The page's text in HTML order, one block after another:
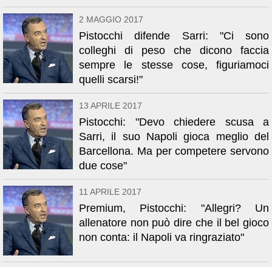
2 MAGGIO 2017
Pistocchi difende Sarri: "Ci sono
colleghi di peso che dicono faccia
sempre le stesse cose, figuriamoci
quelli scarsi!"
13 APRILE 2017
Pistocchi: "Devo chiedere scusa a
Sarri, il suo Napoli gioca meglio del
Barcellona. Ma per competere servono
due cose"
11 APRILE 2017
Premium, Pistocchi: "Allegri? Un
allenatore non può dire che il bel gioco
non conta: il Napoli va ringraziato"